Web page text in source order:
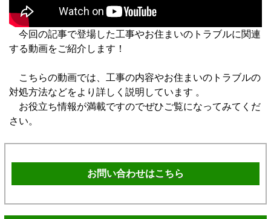
今回の記事で登場した工事やお住まいのトラブルに関連
する動画をご紹介します！
こちらの動画では、工事の内容やお住まいのトラブルの
対処方法などをより詳しく説明しています 。
お役立ち情報が満載ですのでぜひご覧になってみてくだ
さい。
お問い合わせはこちら